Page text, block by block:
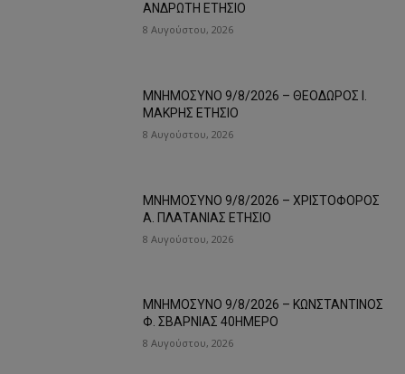
ΑΝΔΡΩΤΗ ΕΤΗΣΙΟ
8 Αυγούστου, 2026
ΜΝΗΜΟΣΥΝΟ 9/8/2026 – ΘΕΟΔΩΡΟΣ Ι.
ΜΑΚΡΗΣ ΕΤΗΣΙΟ
8 Αυγούστου, 2026
ΜΝΗΜΟΣΥΝΟ 9/8/2026 – ΧΡΙΣΤΟΦΟΡΟΣ
Α. ΠΛΑΤΑΝΙΑΣ ΕΤΗΣΙΟ
8 Αυγούστου, 2026
ΜΝΗΜΟΣΥΝΟ 9/8/2026 – ΚΩΝΣΤΑΝΤΙΝΟΣ
Φ. ΣΒΑΡΝΙΑΣ 40ΗΜΕΡΟ
8 Αυγούστου, 2026